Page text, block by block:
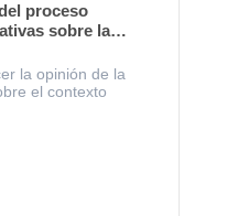
proceso
sobre la
legislativa y
la opinión de la
el contexto